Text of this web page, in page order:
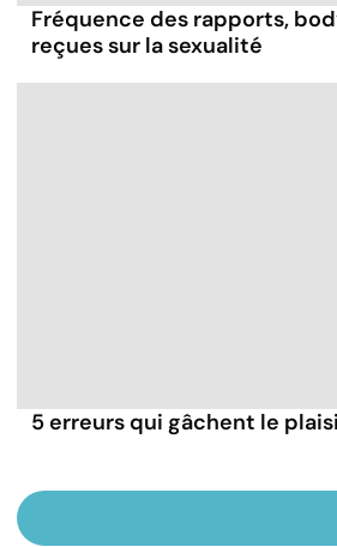
Fréquence des rapports,
reçues sur la sexualité
5 erreurs qui gâchent le